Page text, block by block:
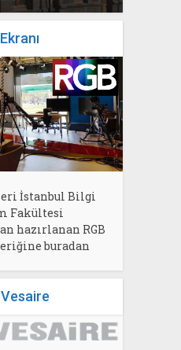
İstanbul Bilgi
Fakültesi
hazırlanan RGB
buradan